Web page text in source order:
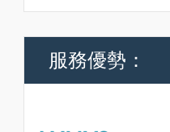
服務優勢：